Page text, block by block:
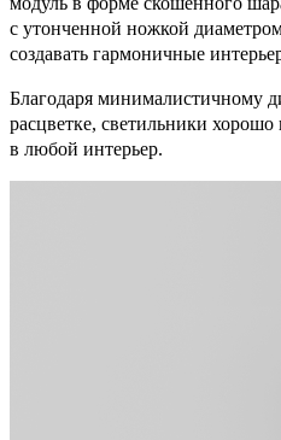
с утонченной ножкой
создавать гармоничные
Благодаря минималистичному
расцветке, светильники
в любой интерьер.